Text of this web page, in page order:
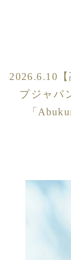
RECRUIT
2026.6.10
プジャパ
「